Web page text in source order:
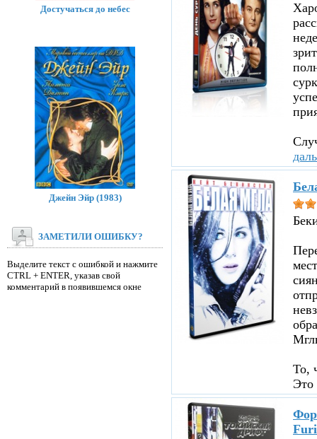
То,
Достучаться до небес
Джейн Эйр (1983)
ЗАМЕТИЛИ ОШИБКУ?
Выделите текст с ошибкой и нажмите
CTRL + ENTER, указав свой
комментарий в появившемся окне